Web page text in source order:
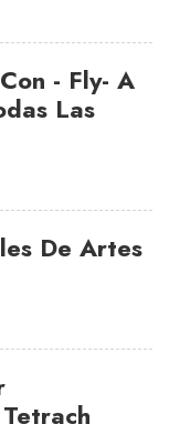
- Fly- A
Las
De Artes